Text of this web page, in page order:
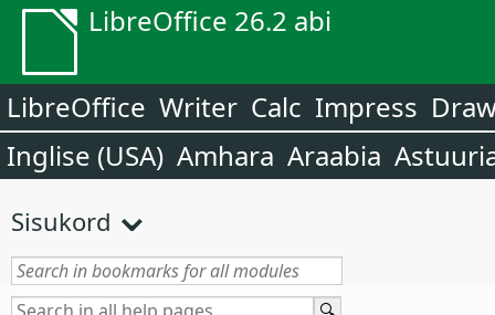
LibreOffice 26.2 abi
LibreOffice Writer Calc Impress
Inglise (USA) Amhara Araabia
Sisukord